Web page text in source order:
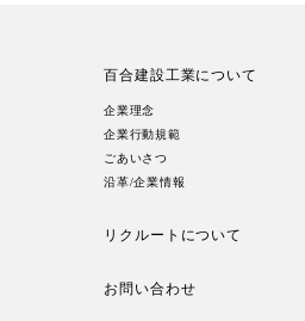
百合建設工業について
企業理念
企業行動規範
ごあいさつ
沿革/企業情報
リクルートについて
お問い合わせ